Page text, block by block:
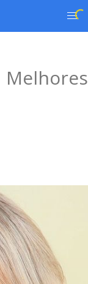
Melhores